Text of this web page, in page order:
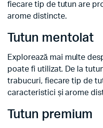
fiecare tip de tutun are
arome distincte.
Tutun mentolat
Explorează mai multe
poate fi utilizat. De la
trabucuri, fiecare tip de
caracteristici și arome
Tutun premium